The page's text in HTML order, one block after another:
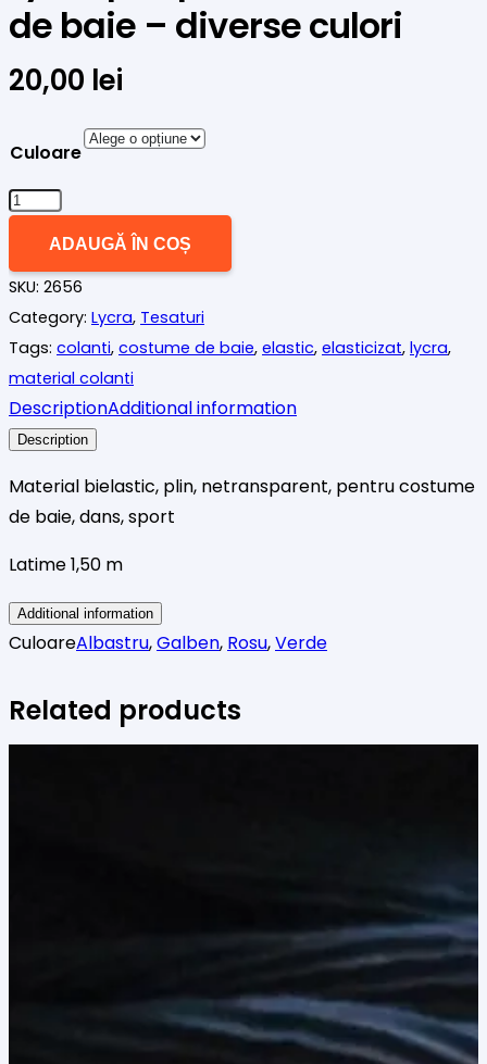
de baie – diverse culori
20,00 lei
Culoare
Cantitate
pentru
costume
de
baie
-
diverse
ADAUGĂ ÎN COȘ
SKU: 2656
Category: Lycra, Tesaturi
Tags: colanti, costume de baie, elastic, elasticizat, lycra,
material colanti
DescriptionAdditional information
Description
Material bielastic, plin, netransparent, pentru costume
de baie, dans, sport
Latime 1,50 m
Additional information
CuloareAlbastru,Galben, Rosu,Verde
Related products